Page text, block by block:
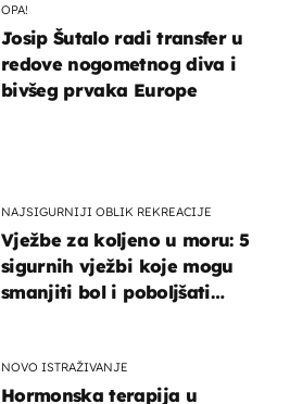
NAJSIGURNIJI OBLIK REKREACIJE
Vježbe za koljeno u moru: 5
sigurnih vježbi koje mogu
smanjiti bol i poboljšati
NOVO ISTRAŽIVANJE
Hormonska terapija u
OPA!
Josip Šutalo radi transfer u
redove nogometnog diva i
bivšeg prvaka Europe